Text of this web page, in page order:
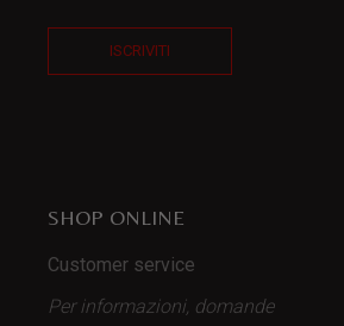
ISCRIVITI
SHOP ONLINE
Customer service
Per informazioni, domande